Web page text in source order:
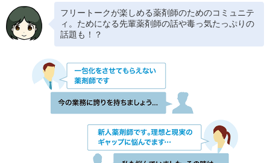
フリートークが楽しめる薬剤師のためのコミュニテ
ィ。 ためになる先輩薬剤師の話や毒っ気たっぷりの
話題も！？